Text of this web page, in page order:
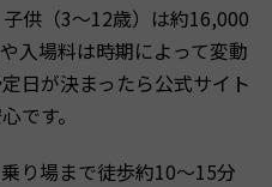
供（3〜12歳）は約16,000
入場料は時期によって変動
日が決まったら公式サイト
です。
り場まで徒歩約10〜15分